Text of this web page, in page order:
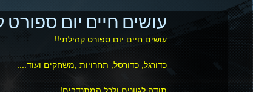
עושים חיים יום ספורט
עושים חיים יום ספורט קהילתי!!
כדורגל, כדורסל, תחרויות ,משחקים ועוד....